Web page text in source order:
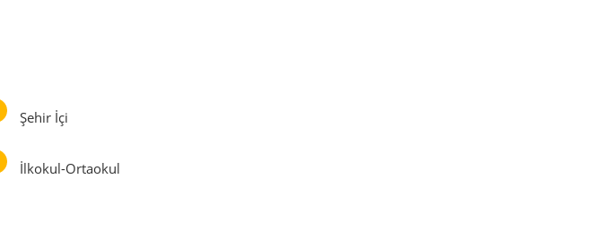
Şehir İçi
İlkokul-Ortaokul